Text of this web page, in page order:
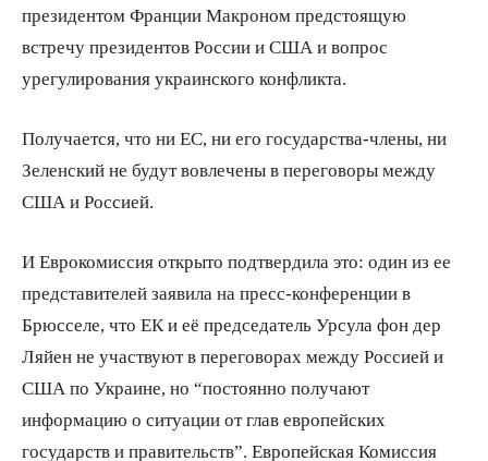
президентом Франции Макроном предстоящую
встречу президентов России и США и вопрос
урегулирования украинского конфликта.
Получается, что ни ЕС, ни его государства-члены, ни
Зеленский не будут вовлечены в переговоры между
США и Россией.
И Еврокомиссия открыто подтвердила это: один из ее
представителей заявила на пресс-конференции в
Брюсселе, что ЕК и её председатель Урсула фон дер
Ляйен не участвуют в переговорах между Россией и
США по Украине, но “постоянно получают
информацию о ситуации от глав европейских
государств и правительств”. Европейская Комиссия